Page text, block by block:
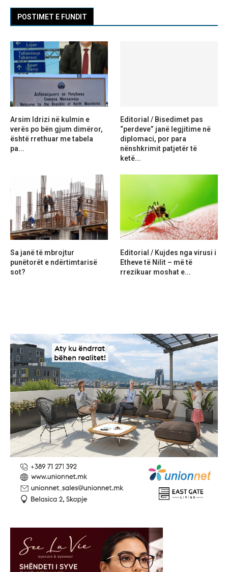
POSTIMET E FUNDIT
Arsim Idrizi në kulmin e
verës po bën gjum dimëror,
është rrethuar me tabela
pa...
Editorial / Bisedimet pas
“perdeve” janë legjitime në
diplomaci, por para
nënshkrimit patjetër të
ketë...
Sa janë të mbrojtur
punëtorët e ndërtimtarisë
sot?
Editorial / Kujdes nga virusi i
Etheve të Nilit – më të
rrezikuar moshat e...